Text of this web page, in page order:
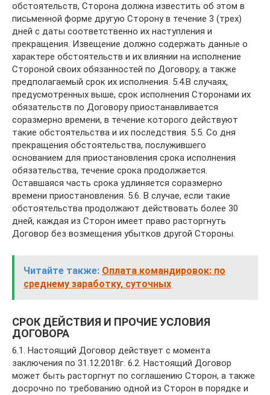
обстоятельств, Сторона должна известить об этом в
письменной форме другую Сторону в течение 3 (трех)
дней с даты соответственно их наступления и
прекращения. Извещение должно содержать данные о
характере обстоятельств и их влиянии на исполнение
Стороной своих обязанностей по Договору, а также
предполагаемый срок их исполнения. 5.4.В случаях,
предусмотренных выше, срок исполнения Сторонами их
обязательств по Договору приостанавливается
соразмерно времени, в течение которого действуют
такие обстоятельства и их последствия. 5.5. Со дня
прекращения обстоятельства, послужившего
основанием для приостановления срока исполнения
обязательства, течение срока продолжается.
Оставшаяся часть срока удлиняется соразмерно
времени приостановления. 5.6. В случае, если такие
обстоятельства продолжают действовать более 30
дней, каждая из Сторон имеет право расторгнуть
Договор без возмещения убытков другой Стороны.
Читайте также: Оплата командировок: по
среднему заработку, суточных
СРОК ДЕЙСТВИЯ И ПРОЧИЕ УСЛОВИЯ
ДОГОВОРА
6.1. Настоящий Договор действует с момента
заключения по 31.12.2018г. 6.2. Настоящий Договор
может быть расторгнут по соглашению Сторон, а также
досрочно по требованию одной из Сторон в порядке и